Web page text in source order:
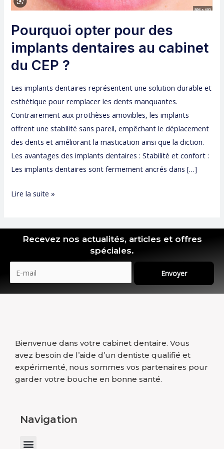
Pourquoi opter pour des
implants dentaires au cabinet
du CEP ?
Les implants dentaires représentent une solution durable et
esthétique pour remplacer les dents manquantes.
Contrairement aux prothèses amovibles, les implants
offrent une stabilité sans pareil, empêchant le déplacement
des dents et améliorant la mastication ainsi que la diction.
Les avantages des implants dentaires : Stabilité et confort :
Les implants dentaires sont fermement ancrés dans […]
du
CEP
?
Lire la suite »
Recevez nos actualités, articles et offres
spéciales.
Envoyer
Bienvenue dans votre cabinet dentaire. Vous
avez besoin de l’aide d’un dentiste qualifié et
expérimenté, nous sommes vos partenaires pour
garder votre bouche en bonne santé.
Navigation
Menu